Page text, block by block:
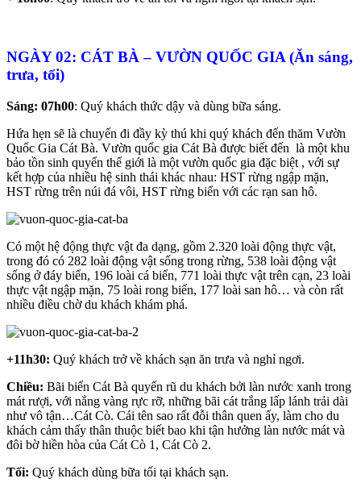
NGÀY 02: CÁT BÀ – VƯỜN QUỐC GIA (Ăn sáng,
trưa, tối)
Sáng: 07h00: Quý khách thức dậy và dùng bữa sáng.
Hứa hẹn sẽ là chuyến đi đầy kỳ thú khi quý khách đến thăm Vườn
Quốc Gia Cát Bà. Vườn quốc gia Cát Bà được biết đến là một khu
bảo tồn sinh quyển thế giới là một vườn quốc gia đặc biệt , với sự
kết hợp của nhiều hệ sinh thái khác nhau: HST rừng ngập mặn,
HST rừng trên núi đá vôi, HST rừng biển với các rạn san hô.
Có một hệ động thực vật đa dạng, gồm 2.320 loài động thực vật,
trong đó có 282 loài động vật sống trong rừng, 538 loài động vật
sống ở đáy biển, 196 loài cá biển, 771 loài thực vật trên cạn, 23 loài
thực vật ngập mặn, 75 loài rong biển, 177 loài san hô… và còn rất
nhiều điều chờ du khách khám phá.
+11h30: Quý khách trở về khách sạn ăn trưa và nghỉ ngơi.
Chiều: Bãi biển Cát Bà quyến rũ du khách bởi làn nước xanh trong
mát rượi, với nắng vàng rực rỡ, những bãi cát trắng lấp lánh trải dài
như vô tận…Cát Cò. Cái tên sao rất đỗi thân quen ấy, làm cho du
khách cảm thấy thân thuộc biết bao khi tận hưởng làn nước mát và
đôi bờ hiền hòa của Cát Cò 1, Cát Cò 2.
Tối: Quý khách dùng bữa tối tại khách sạn.